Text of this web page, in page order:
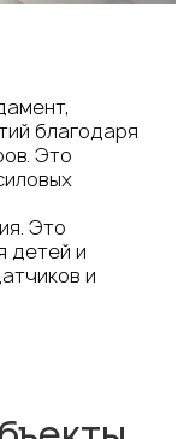
благодаря
Это
Это
детей и
и